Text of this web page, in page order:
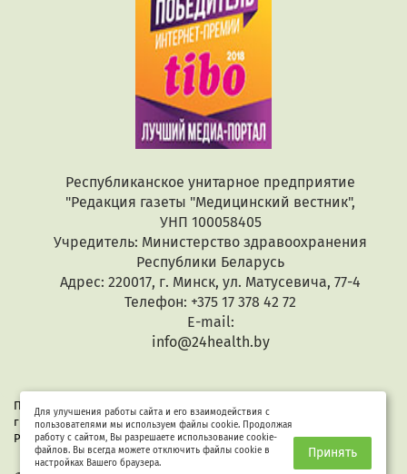
Республиканское унитарное предприятие
"Редакция газеты "Медицинский вестник",
УНП 100058405
Учредитель: Министерство здравоохранения
Республики Беларусь
Адрес: 220017, г. Минск, ул. Матусевича, 77-4
Телефон: +375 17 378 42 72
E-mail:
info@24health.by
При копировании или цитировании текстов активная
гиперссылка обязательна. Все материалы защищены законом
Республики Беларусь «Об авторском праве и смежных правах».
Для улучшения работы сайта и его взаимодействия с
пользователями мы используем файлы cookie. Продолжая
работу с сайтом, Вы разрешаете использование cookie-
файлов. Вы всегда можете отключить файлы cookie в
настройках Вашего браузера.
Принять